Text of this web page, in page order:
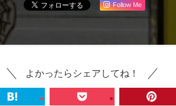
Follow Me
よかったらシェアしてね！